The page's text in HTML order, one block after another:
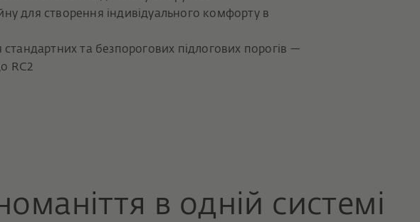
для створення індивідуального комфорту в
стандартних та безпорогових підлогових порогів —
RC2
в одній системі